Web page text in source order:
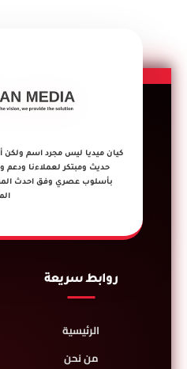
كيان ميديا ليس مجرد اسم
حديث ومبتكر لعملاءنا ودعم
بأسلوب عصري وفق احدث
روابط سريعة
الرئيسية
من نحن